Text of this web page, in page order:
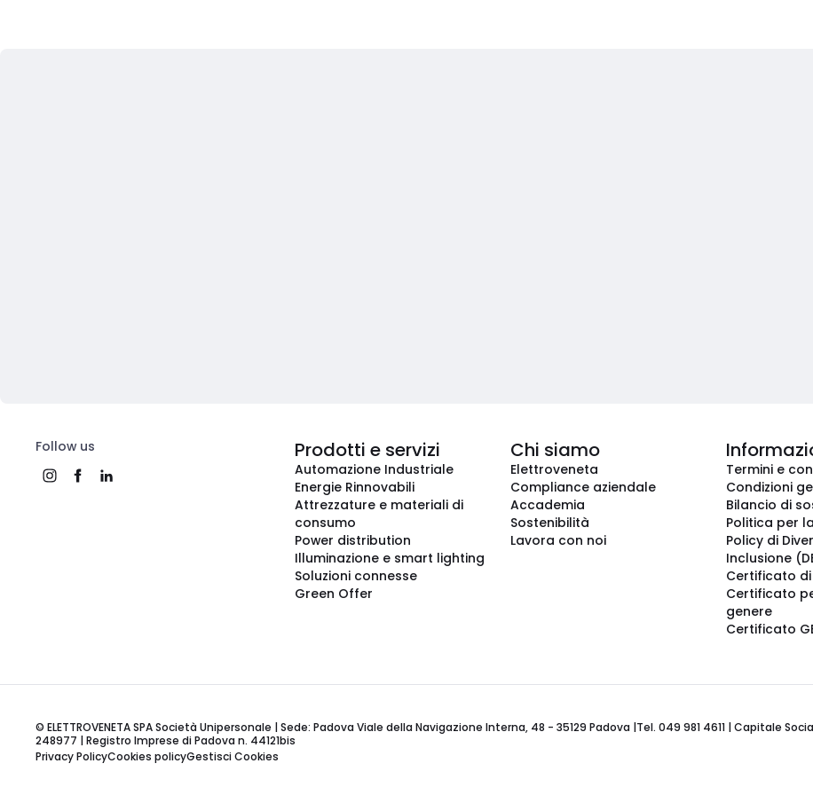
Follow us Prodotti e servizi
Automazione Industriale
Energie Rinnovabili
Attrezzature e materiali di
consumo
Power distribution
Illuminazione e smart lighting
Soluzioni connesse
Green Offer
Chi siamo
Elettroveneta
Compliance aziendale
Accademia
Sostenibilità
Lavora con noi
Termini e
Condizioni
Bilancio di
Politica per
Policy di
Inclusione
Certificato
Certificato
genere
Certificato
© ELETTROVENETA SPA Società Unipersonale | Sede: Padova Viale della Navigazione Interna, 48 - 35129 Padova |Tel. 049 981 4611 | Capitale
248977 | Registro Imprese di Padova n. 44121bis
Privacy PolicyCookies policyGestisci Cookies